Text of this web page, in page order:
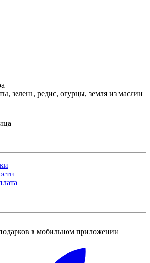
зелень, редис, огурцы, земля из маслин
в мобильном приложении